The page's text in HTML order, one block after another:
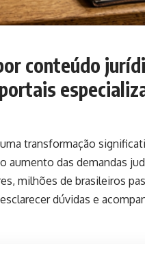
conteúdo
transformação
aumento das demandas
milhões de brasileiros
dúvidas e